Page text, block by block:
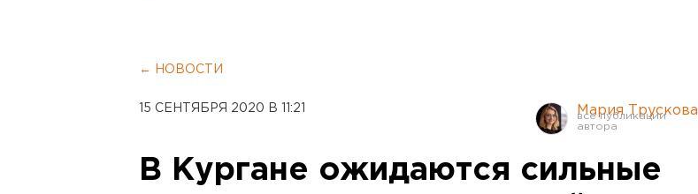
← НОВОСТИ
15 СЕНТЯБРЯ 2020 В 11:21 Мария Трускова
В Кургане ожидаются сильные